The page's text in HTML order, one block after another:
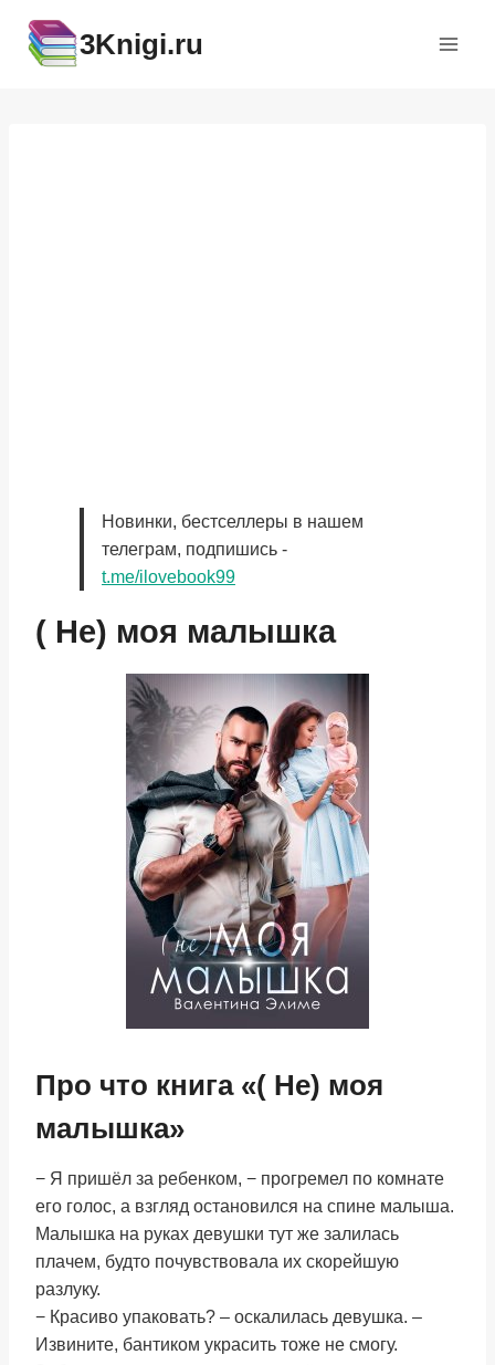
содержимому
3Knigi.ru
Новинки, бестселлеры в нашем
телеграм, подпишись -
t.me/ilovebook99
( Не) моя малышка
Про что книга «( Не) моя
малышка»
− Я пришёл за ребенком, − прогремел по комнате
его голос, а взгляд остановился на спине малыша.
Малышка на руках девушки тут же залилась
плачем, будто почувствовала их скорейшую
разлуку.
− Красиво упаковать? – оскалилась девушка. –
Извините, бантиком украсить тоже не смогу.